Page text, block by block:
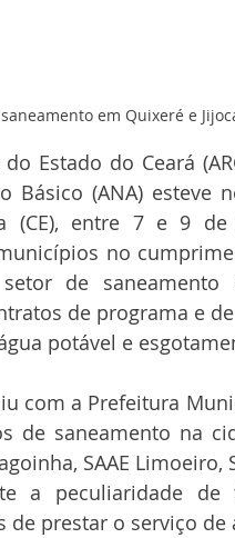
em Quixeré e
Estado do Ceará
Básico (ANA) esteve
(CE), entre 7 e 9
no
de saneamento
de programa e
potável e
com a Prefeitura
de saneamento na
SAAE
a peculiaridade
prestar o serviço de